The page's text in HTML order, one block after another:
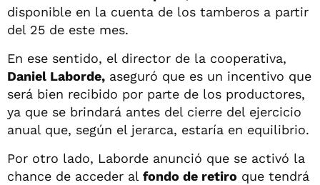
disponible en la cuenta de los tamberos a partir
del 25 de este mes.
En ese sentido, el director de la cooperativa,
Daniel Laborde, aseguró que es un incentivo que
será bien recibido por parte de los productores,
ya que se brindará antes del cierre del ejercicio
anual que, según el jerarca, estaría en equilibrio.
Por otro lado, Laborde anunció que se activó la
chance de acceder al fondo de retiro que tendrá